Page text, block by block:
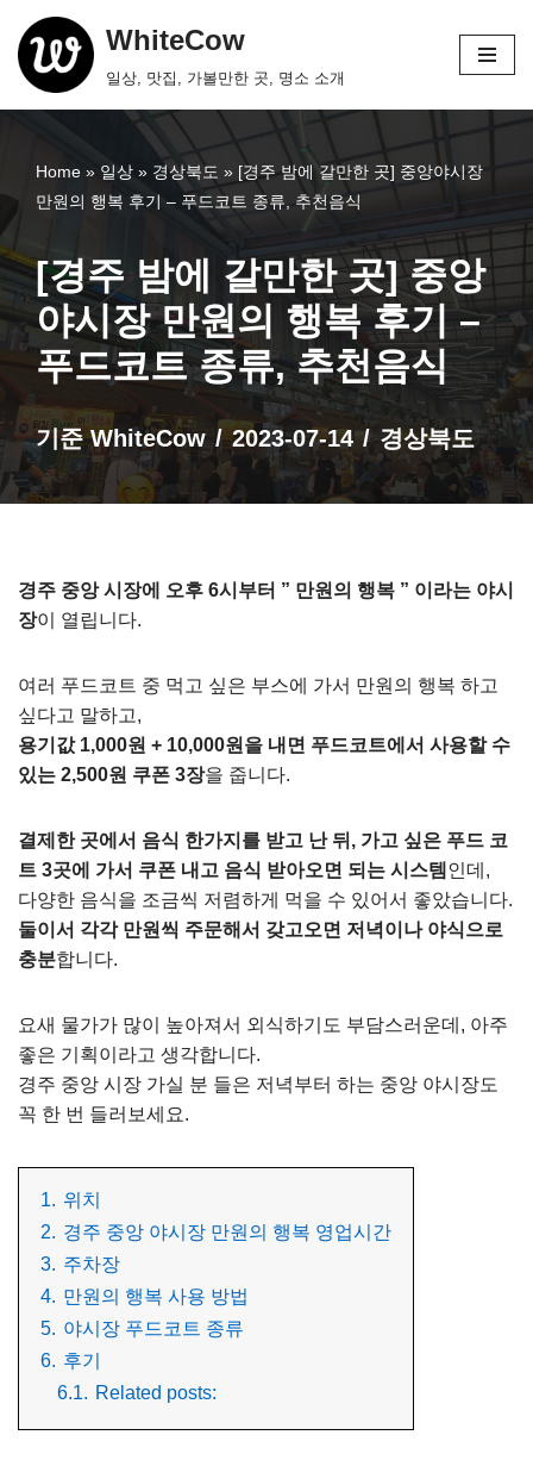
콘
텐
기
WhiteCow
일상, 맛집, 가볼만한 곳, 명소 소개
Home » 일상 » 경상북도 » [경주 밤에 갈만한 곳] 중앙야시장
만원의 행복 후기 – 푸드코트 종류, 추천음식
[경주 밤에 갈만한 곳] 중앙
야시장 만원의 행복 후기 –
푸드코트 종류, 추천음식
기준WhiteCow 2023-07-14 경상북도
경주 중앙 시장에 오후 6시부터 ” 만원의 행복 ” 이라는 야시
장이 열립니다.
여러 푸드코트 중 먹고 싶은 부스에 가서 만원의 행복 하고
싶다고 말하고,
용기값 1,000원 + 10,000원을 내면 푸드코트에서 사용할 수
있는 2,500원 쿠폰 3장을 줍니다.
결제한 곳에서 음식 한가지를 받고 난 뒤, 가고 싶은 푸드 코
트 3곳에 가서 쿠폰 내고 음식 받아오면 되는 시스템 인데,
다양한 음식을 조금씩 저렴하게 먹을 수 있어서 좋았습니다.
둘이서 각각 만원씩 주문해서 갖고오면 저녁이나 야식으로
충분합니다.
요새 물가가 많이 높아져서 외식하기도 부담스러운데, 아주
좋은 기획이라고 생각합니다.
경주 중앙 시장 가실 분 들은 저녁부터 하는 중앙 야시장도
꼭 한 번 들러보세요.
1. 위치
2. 경주 중앙 야시장 만원의 행복 영업시간
3. 주차장
4. 만원의 행복 사용 방법
5. 야시장 푸드코트 종류
6. 후기
6.1. Related posts: